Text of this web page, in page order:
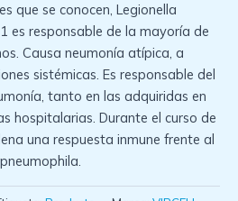
que se conocen, Legionella
es responsable de la mayoría de
Causa neumonía atípica, a
sistémicas. Es responsable del
tanto en las adquiridas en
hospitalarias. Durante el curso de
una respuesta inmune frente al